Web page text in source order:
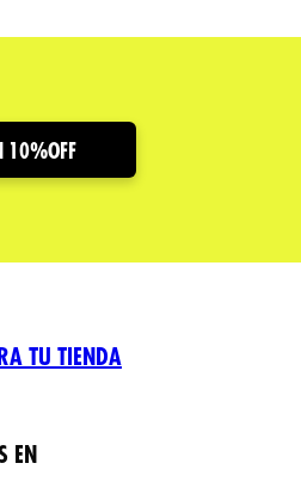
10%OFF
TU TIENDA
EN